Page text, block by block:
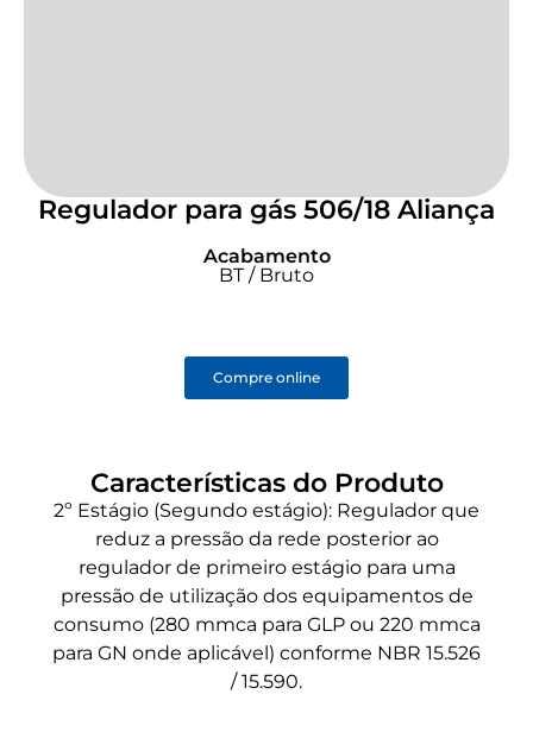
Regulador para gás 506/18 Aliança
Acabamento
BT / Bruto
Compre online
Características do Produto
2º Estágio (Segundo estágio): Regulador que
reduz a pressão da rede posterior ao
regulador de primeiro estágio para uma
pressão de utilização dos equipamentos de
consumo (280 mmca para GLP ou 220 mmca
para GN onde aplicável) conforme NBR 15.526
/ 15.590.